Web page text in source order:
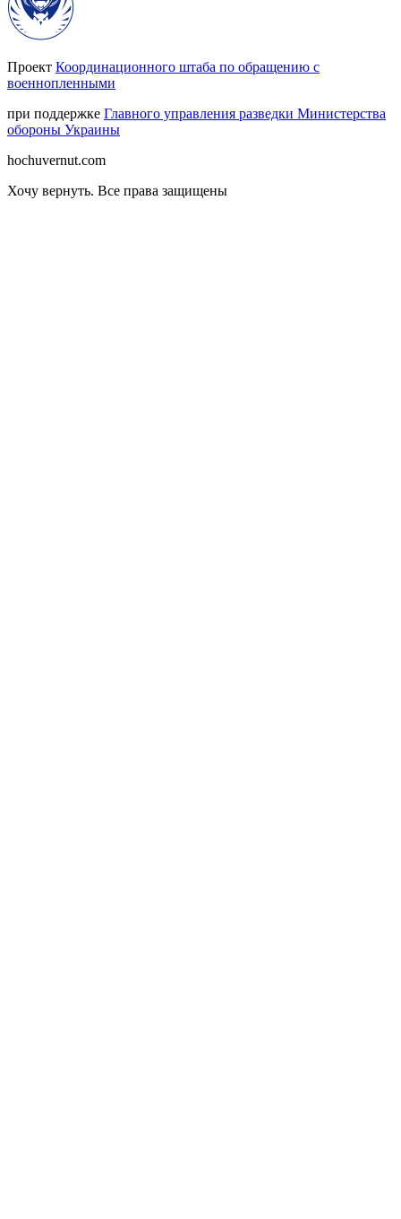
Проект Координационного штаба по обращению с
военнопленными
при поддержке Главного управления разведки Министерства
обороны Украины
hochuvernut.com
Хочу вернуть. Все права защищены